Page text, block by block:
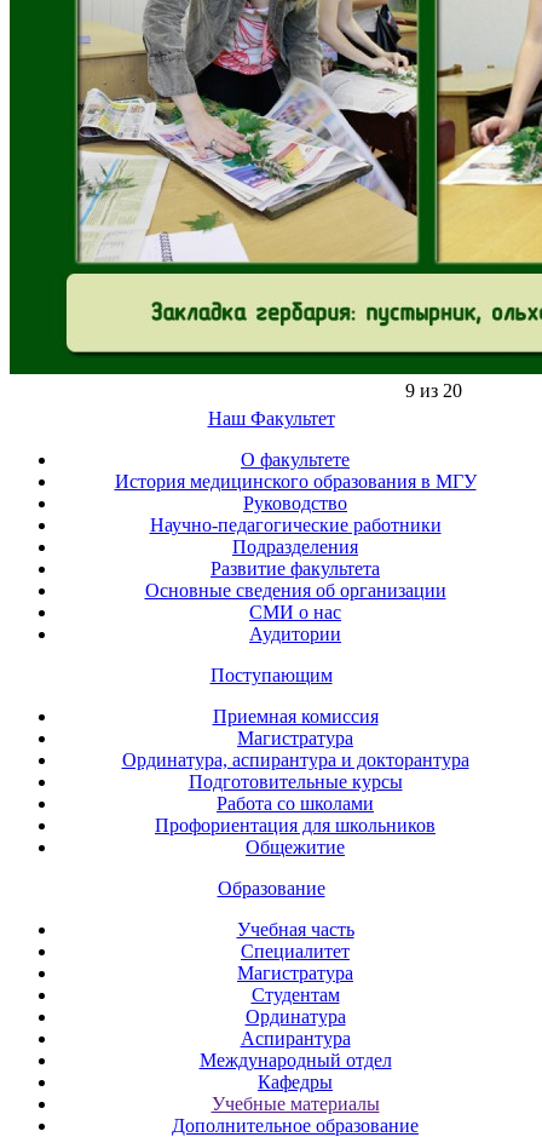
9 из 20
Наш Факультет
О факультете
История медицинского образования в МГУ
Руководство
Научно-педагогические работники
Подразделения
Развитие факультета
Основные сведения об организации
СМИ о нас
Аудитории
Поступающим
Приемная комиссия
Магистратура
Ординатура, аспирантура и докторантура
Подготовительные курсы
Работа со школами
Профориентация для школьников
Общежитие
Образование
Учебная часть
Специалитет
Магистратура
Студентам
Ординатура
Аспирантура
Международный отдел
Кафедры
Учебные материалы
Дополнительное образование